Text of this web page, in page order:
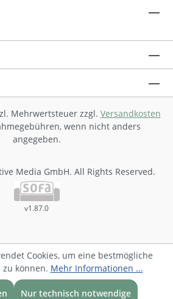
Mehrwertsteuer zzgl. Versandkosten
wenn nicht anders
angegeben.
Media GmbH. All Rights Reserved.
v1.87.0
Cookies, um eine bestmögliche
können. Mehr Informationen ...
Nur technisch notwendige